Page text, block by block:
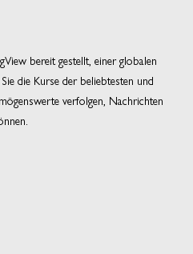
bereit gestellt, einer globalen
die Kurse der beliebtesten und
verfolgen, Nachrichten